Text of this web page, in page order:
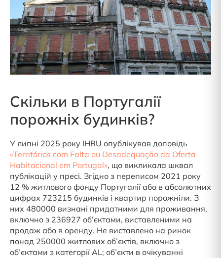
Скільки в Португалії
порожніх будинків?
У липні 2025 року IHRU опублікував доповідь
«Territórios com Falta ou Desadequação da Oferta
Habitacional em Portugal», що викликала шквал
публікацій у пресі. Згідно з переписом 2021 року
12 % житлового фонду Португалії або в абсолютних
цифрах 723215 будинків і квартир порожніли. З
них 480000 визнані придатними для проживання,
включно з 236927 об’єктами, виставленими на
продаж або в оренду. Не виставлено на ринок
понад 250000 житлових об’єктів, включно з
об’єктами з категорії AL; об’єкти в очікуванні